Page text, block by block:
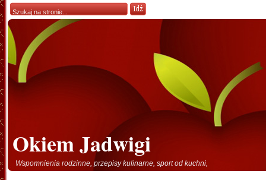
Okiem Jadwigi
Wspomnienia rodzinne, przepisy kulinarne, sport od kuchni,